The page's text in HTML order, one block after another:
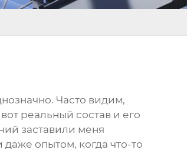
Часто видим,
реальный состав и его
заставили меня
опытом, когда что-то